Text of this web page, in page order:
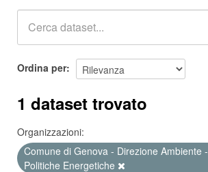
Ordina per
1 dataset trovato
Organizzazioni:
Comune di Genova - Direzione Ambiente
Politiche Energetiche